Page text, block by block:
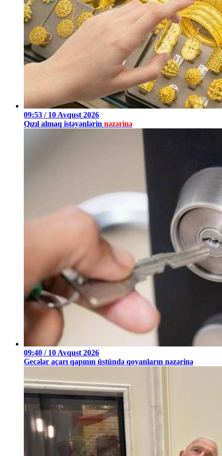
09:53 / 10 Avqust 2026
Qızıl almaq istəyənlərin nəzərinə
09:40 / 10 Avqust 2026
Gecələr açarı qapının üstündə qoyanların nəzərinə